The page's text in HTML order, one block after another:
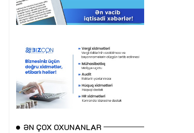
ƏN ÇOX OXUNANLAR